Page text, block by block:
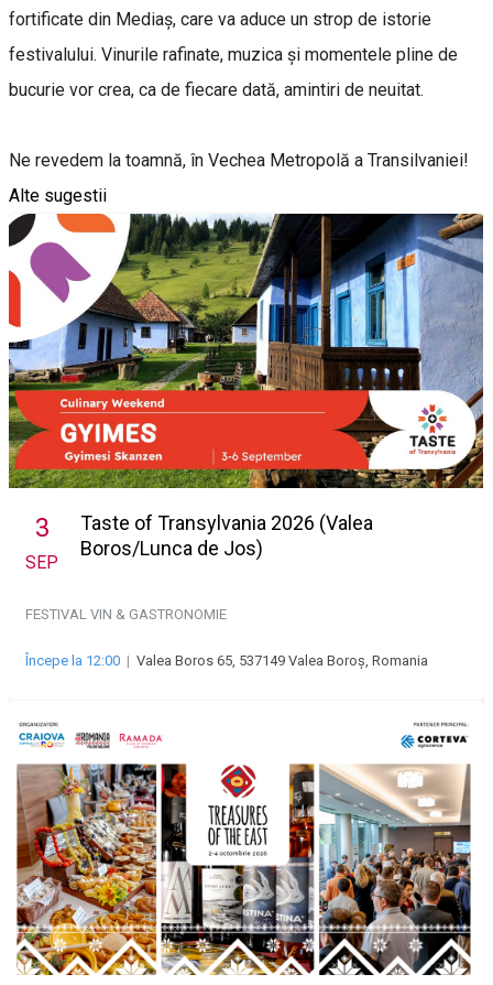
fortificate din Mediaș, care va aduce un strop de istorie
festivalului. Vinurile rafinate, muzica și momentele pline de
bucurie vor crea, ca de fiecare dată, amintiri de neuitat.
Ne revedem la toamnă, în Vechea Metropolă a Transilvaniei!
Alte sugestii
3
SEP
Taste of Transylvania 2026 (Valea
Boros/Lunca de Jos)
FESTIVAL VIN & GASTRONOMIE
Începe la 12:00 | Valea Boros 65, 537149 Valea Boroș, Romania